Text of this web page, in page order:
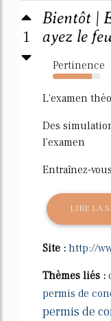
1
Bientôt |
ayez le
Pertinence
81%
L'examen
Des
l'examen
Entraînez-
LIRE LA
Site : http://
Thèmes liés :
permis de
permis de